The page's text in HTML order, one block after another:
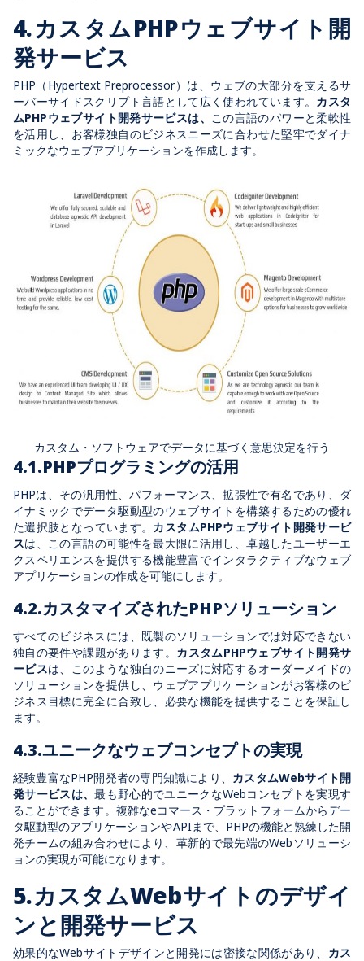
4.カスタムPHPウェブサイト開
発サービス
PHP（Hypertext Preprocessor）は、ウェブの大部分を支えるサ
ーバーサイドスクリプト言語として広く使われています。 カスタ
ムPHPウェブサイト開発サービスは、
この言語のパワーと柔軟性
を活用し、お客様独自のビジネスニーズに合わせた堅牢でダイナ
ミックなウェブアプリケーションを作成します。
カスタム・ソフトウェアでデータに基づく意思決定を行う
4.1.PHPプログラミングの活用
PHPは、その汎用性、パフォーマンス、拡張性で有名であり、ダ
イナミックでデータ駆動型のウェブサイトを構築するための優れ
た選択肢となっています。 カスタムPHPウェブサイト開発サービ
スは、この言語の可能性を最大限に活用し、卓越したユーザーエ
クスペリエンスを提供する機能豊富でインタラクティブなウェブ
アプリケーションの作成を可能にします。
4.2.カスタマイズされたPHPソリューション
すべてのビジネスには、既製のソリューションでは対応できない
独自の要件や課題があります。 カスタムPHPウェブサイト開発サ
ービスは、このような独自のニーズに対応するオーダーメイドの
ソリューションを提供し、ウェブアプリケーションがお客様のビ
ジネス目標に完全に合致し、必要な機能を提供することを保証し
ます。
4.3.ユニークなウェブコンセプトの実現
経験豊富なPHP開発者の専門知識により、 カスタムWebサイト開
発サービスは、最も野心的でユニークなWebコンセプトを実現す
ることができます。複雑なeコマース・プラットフォームからデー
タ駆動型のアプリケーションやAPIまで、PHPの機能と熟練した開
発チームの組み合わせにより、革新的で最先端のWebソリューシ
ョンの実現が可能になります。
5.カスタムWebサイトのデザイ
ンと開発サービス
効果的なWebサイトデザインと開発には密接な関係があり、 カス